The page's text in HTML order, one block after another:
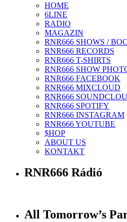
HOME
6LINE
RADIO
MAGAZIN
RNR666 SHOWS /
RNR666 RECORDS
RNR666 T-SHIRTS
RNR666 SHOW
RNR666 FACEBOOK
RNR666 MIXCLOUD
RNR666
RNR666 SPOTIFY
RNR666 INSTAGRAM
RNR666 YOUTUBE
$HOP
ABOUT US
KONTAKT
RNR666 Rádió
All Tomorrow’s